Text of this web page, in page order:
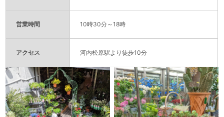
営業時間 10時30分～18時
アクセス 河内松原駅より徒歩10分